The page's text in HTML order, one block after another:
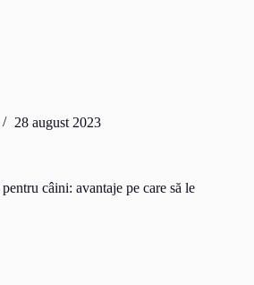
28 august 2023
câini: avantaje pe care să le